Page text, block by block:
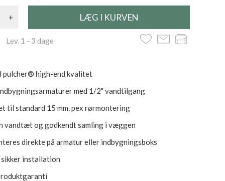
+
1 - 3 dage
pulcher® high-end kvalitet
med 1/2" vandtilgang
til standard 15 mm. pex rørmontering
vandtæt og godkendt samling i væggen
direkte på armatur eller indbygningsboks
sikker installation